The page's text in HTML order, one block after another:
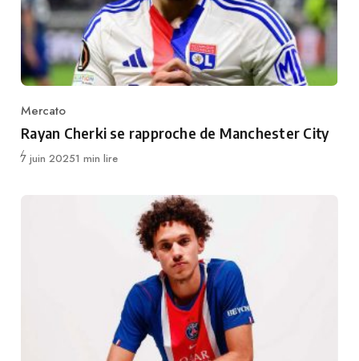
Category
Mercato
Rayan Cherki se rapproche de Manchester City
Publié
7 juin 20251 min lire